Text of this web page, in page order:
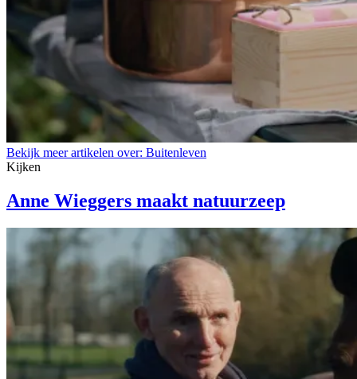
Bekijk meer artikelen over: Buitenleven
Kijken
Anne Wieggers maakt natuurzeep